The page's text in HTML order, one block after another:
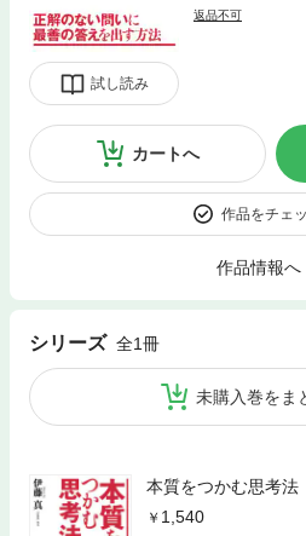
試し読み
返品不可
カートへ
作品をチェ
作品情報へ
シリーズ 全1冊
未購入巻をま
本質をつかむ思考法
1,540